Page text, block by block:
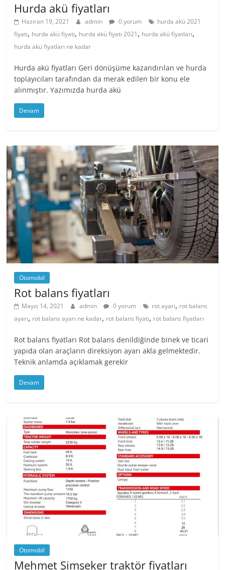
Hurda akü fiyatları
Haziran 19, 2021 admin 0 yorum
hurda akü 2021
fiyatı, hurda akü fiyatı, hurda akü fiyatı 2021, hurda akü fiyatları,
hurda akü fiyatları ne kadar
Hurda akü fiyatları Geri dönüşüme kazandırılan ve hurda
toplayıcıları tarafından da merak edilen bir konu ele
alınmıştır. Yazımızda hurda akü
Devam
Otomobil
Rot balans fiyatları
Mayıs 14, 2021 admin 0 yorum rot ayarı, rot balans
ayarı, rot balans ayarı ne kadar, rot balans fiyatı, rot balans fiyatları
Rot balans fiyatları Rot balans denildiğinde binek ve ticari
yapıda olan araçların direksiyon ayarı akla gelmektedir.
Teknik anlamda açıklamak gerekir
Devam
Otomobil
Mehmet Şimşeker traktör fiyatları